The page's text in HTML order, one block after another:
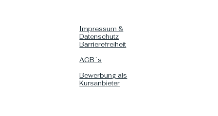
Impressum &
Datenschutz
Barrierefreiheit
AGB´s
Bewerbung als
Kursanbieter